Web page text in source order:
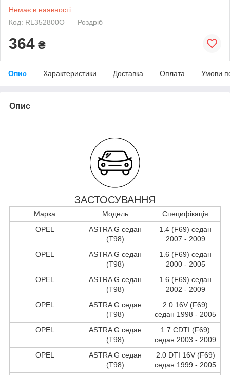
Немає в наявності
Код: RL352800O
Роздріб
364 ₴
Опис Характеристики Доставка Оплата Умови
Опис
ЗАСТОСУВАННЯ
Марка Модель
Специфікація
OPEL
ASTRA G седан
(T98)
1.4 (F69) седан
2007 - 2009
OPEL
ASTRA G седан
(T98)
1.6 (F69) седан
2000 - 2005
OPEL
ASTRA G седан
(T98)
1.6 (F69) седан
2002 - 2009
OPEL
ASTRA G седан
(T98)
2.0 16V (F69)
седан 1998 - 2005
OPEL
ASTRA G седан
(T98)
1.7 CDTI (F69)
седан 2003 - 2009
OPEL
ASTRA G седан
(T98)
2.0 DTI 16V (F69)
седан 1999 - 2005